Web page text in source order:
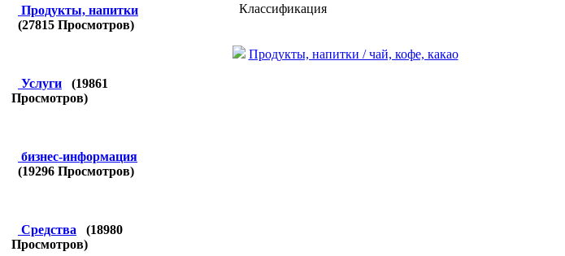
Продукты, напитки
(27815 Просмотров)
Услуги (19861
Просмотров)
бизнес-информация
(19296 Просмотров)
Средства (18980
Просмотров)
Классификация
Продукты, напитки / чай, кофе, какао